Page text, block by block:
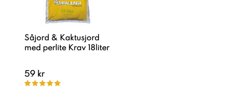
Såjord & Kaktusjord
med perlite Krav 18liter
59 kr